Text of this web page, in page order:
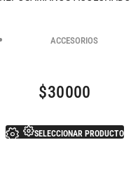
ACCESORIOS
$30000
SELECCIONAR PRODUCTO